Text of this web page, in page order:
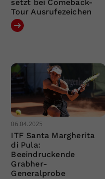
setzt bei Comeback-
Tour Ausrufezeichen
06.04.2025
ITF Santa Margherita
di Pula:
Beeindruckende
Grabher-
Generalprobe